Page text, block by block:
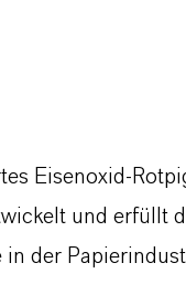
Eisenoxid-
und erfüllt
der